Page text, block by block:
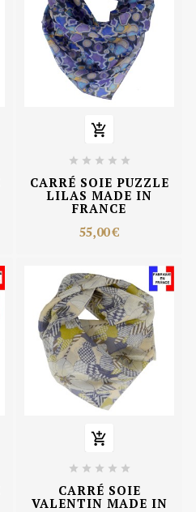

    
CARRÉ SOIE PUZZLE
LILAS MADE IN
FRANCE
55,00 €

    
CARRÉ SOIE
VALENTIN MADE IN